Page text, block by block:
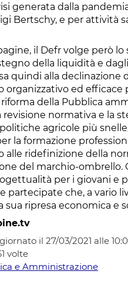
generata dalla
Bertschy, e per attività
il Defr volge però
della liquidità e
quindi alla
organizzativo ed efficace
della Pubblica
revisione normativa e la
agricole più
la formazione
alle ridefinizione della
del marchio-ombrello.
per i giovani e
partecipate che, a vario
sua ripresa economica e
il 27/03/2021 alle
volte
e Amministrazione